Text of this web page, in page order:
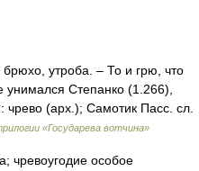
утроба. – То и грю, что
унимался Степанко (1.266),
(арх.); Самотик Пасс. сл.
«Государева вотчина»
чревоугодие особое